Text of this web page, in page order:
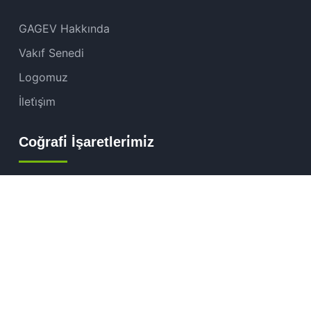
GAGEV Hakkında
Vakıf Senedi
Logomuz
İleti̇şi̇m
Coğrafi̇ İşaretleri̇mi̇z